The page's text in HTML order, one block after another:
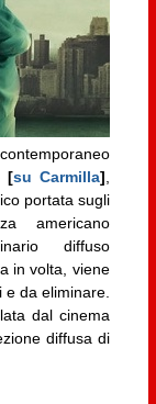
[su Carmilla],
portata sugli
americano
diffuso
in volta, viene
e da eliminare.
dal cinema
diffusa di